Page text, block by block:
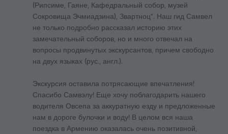
(Рипсиме, Гаяне, Кафедральный собор, музей
Сокровища Эчмиадзина), Звартноц". Наш гид Самвел
не только подробно рассказал историю этих
замечательный соборов, но и много отвечал на
вопросы продвинутых экскурсантов, причем свободно
на двух языках (рус., англ.).
Экскурсия оставила потрясающие впечатления!
Спасибо Самвэлу! Еще хочу поблагодарить нашего
водителя Овсепа за аккуратную езду и предложенные
нам в дороге булочки и воду! В целом вся наша
поездка в Армению оказалась очень позитивной,